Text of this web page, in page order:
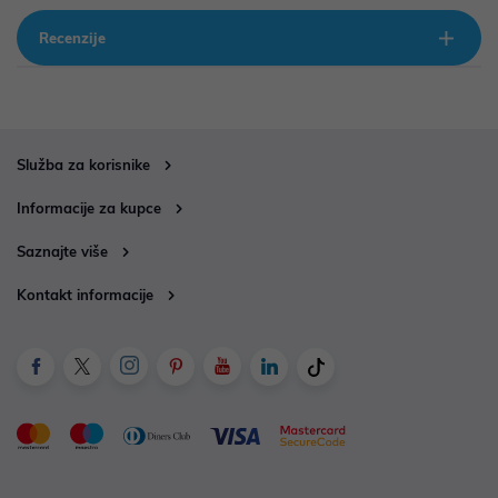
Recenzije
Služba za korisnike
Informacije za kupce
Saznajte više
Kontakt informacije